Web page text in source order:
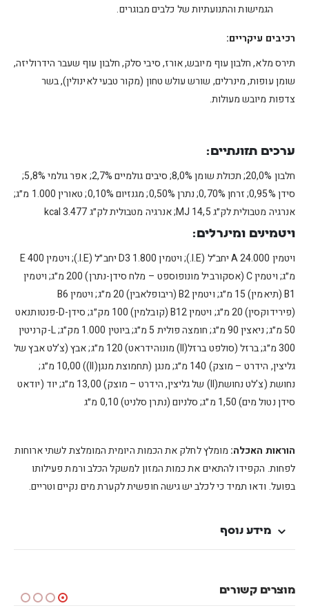
הגמישות והתנועתיות של כלבים מבוגרים.
רכיבים עיקריים:
תירס מלא, חלבון עוף מיובש, אורז, סיבי סלק, חלבון עוף שעבר הידרוליזה,
שומן עופות, מינרלים, שורש עולש טחון (מקור טבעי לאינולין), בשר
צדפות מיובש מעולות.
ערכים תזונתיים:
חלבון 20,0%; תכולת שומן 8,0%; סיבים גולמיים 2,7%; אפר גולמי 5,8%;
סידן 0,95%; זרחן 0,70%; נתרן 0,50%; מגנזיום 0,10%; טאורין 1.000 מ״ג;
אנרגיה מטבולית לק״ג 14,5 MJ; אנרגיה מטבולית לק״ג 3.477 kcal
ויטמינים ומינרלים:
ויטמין A 24.000 יחב״ל (I.E.); ויטמין D3 1.800 יחב״ל (I.E.); ויטמין E 400
מ״ג; ויטמין C (אסקורביל מונופוספט – מלח סידן-נתרן) 200 מ״ג; ויטמין
B1 (תיאמין) 15 מ״ג; ויטמין B2 (ריבופלאבין) 20 מ״ג; ויטמין B6
(פירידוקסין) 20 מ״ג; ויטמין B12 (קובלמין) 100 מק״ג; סידן-D-פנטותנאט
50 מ״ג; ניאצין 90 מ״ג; חומצה פולית 5 מ״ג; ביוטין 1.000 מק״ג; L-קרניטין
300 מ״ג; ברזל (סולפט ברזל(II) מונוהידראט) 120 מ״ג; אבץ (צ’לט אבץ של
גליצין, הידרט – מוצק) 140 מ״ג; מנגן (תחמוצת מנגן(II)) 10,00 מ״ג;
נחושת (צ’לט נחושת(II) של גליצין, הידרט – מוצק) 13,00 מ״ג; יוד (יודאט
סידן נטול מים) 1,50 מ״ג; סלניום (נתרן סלניט) 0,10 מ״ג
הוראות האכלה: מומלץ לחלק את הכמות היומית המומלצת לשתי ארוחות
לפחות. הקפידו להתאים את כמות המזון למשקל הכלב ורמת פעילותו
בפועל. ודאו תמיד כי לכלב יש גישה חופשית לקערת מים נקיים וטריים.
מידע נוסף
מוצרים קשורים